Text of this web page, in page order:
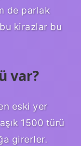
de parlak
kirazlar bu
var?
eski yer
1500 türü
girerler.